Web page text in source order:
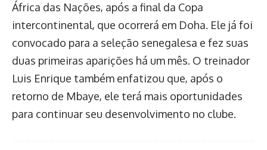
África das Nações, após a final da Copa
intercontinental, que ocorrerá em Doha. Ele já foi
convocado para a seleção senegalesa e fez suas
duas primeiras aparições há um mês. O treinador
Luis Enrique também enfatizou que, após o
retorno de Mbaye, ele terá mais oportunidades
para continuar seu desenvolvimento no clube.